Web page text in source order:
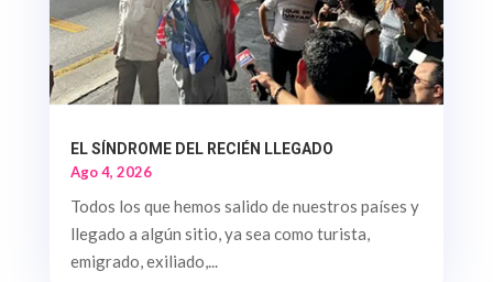
EL SÍNDROME DEL RECIÉN LLEGADO
Ago 4, 2026
Todos los que hemos salido de nuestros países y
llegado a algún sitio, ya sea como turista,
emigrado, exiliado,...